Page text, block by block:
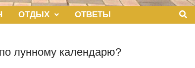
ОТДЫХ ОТВЕТЫ
лунному календарю?